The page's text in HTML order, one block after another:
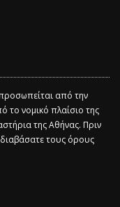
από την
το νομικό πλαίσιο της
της Αθήνας. Πριν
τους όρους